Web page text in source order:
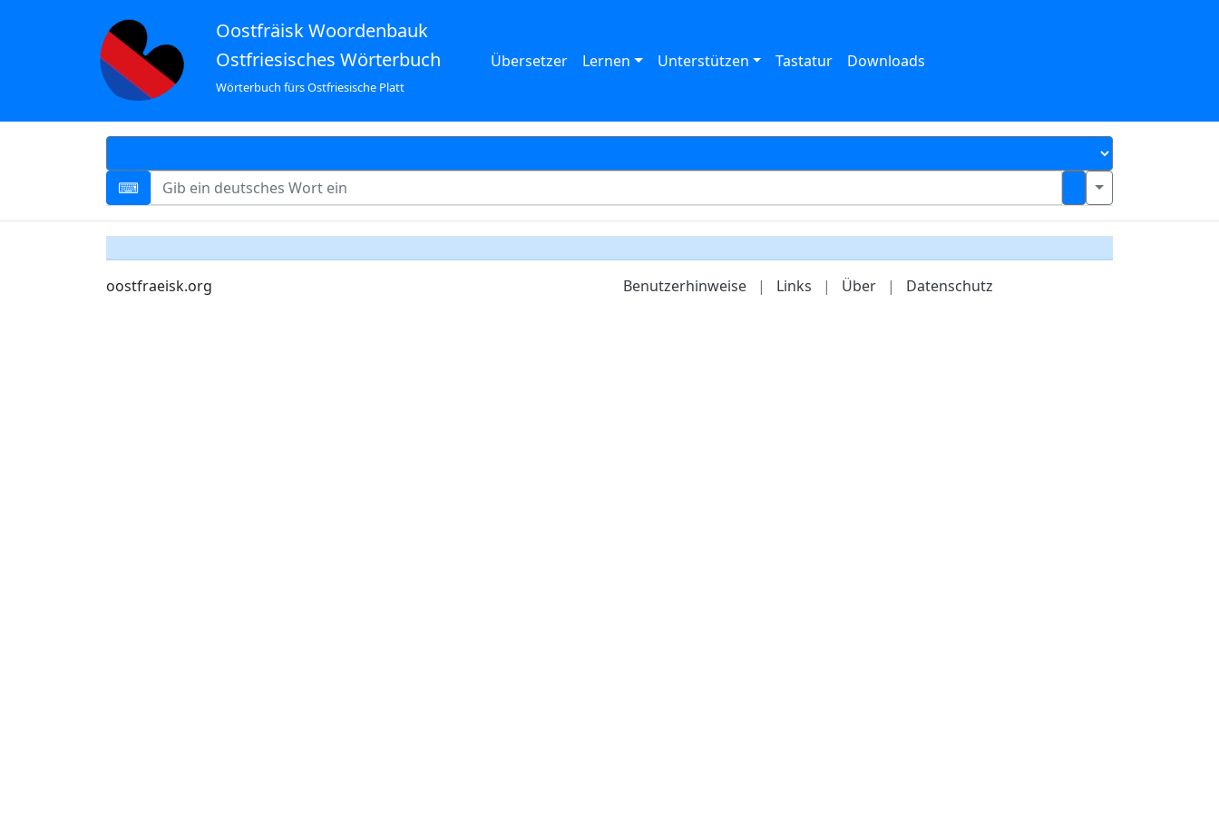
Oostfräisk Woordenbauk
Ostfriesisches Wörterbuch
Wörterbuch fürs Ostfriesische Platt
Übersetzer Lernen Unterstützen Tastatur Downloads
oostfraeisk.org Benutzerhinweise | Links | Über | Datenschutz